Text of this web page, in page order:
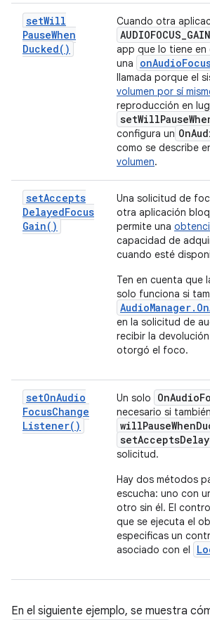
setWill
PauseWhen
Ducked( )
Cuando otra
AUDIOFOCUS_GAIN
app que lo tiene en
una
onAudio
llamada porque el
volumen por sí
reproducción en
configura un On
como se describe
volumen.
setAccepts
DelayedFocus
Gain( )
Una solicitud de
otra aplicación
permite una
capacidad de
cuando esté
Ten en cuenta que
solo funciona si
en la solicitud de
recibir la
otorgó el foco.
setOnAudio
FocusChange
Listener( )
Un solo OnAudio
necesario si
solicitud.
Hay dos métodos
escucha: uno con
otro sin él. El
que se ejecuta el
especificas un
asociado con el
En el siguiente ejemplo, se muestra